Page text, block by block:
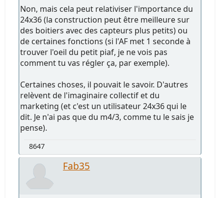
Non, mais cela peut relativiser l'importance du
24x36 (la construction peut être meilleure sur
des boitiers avec des capteurs plus petits) ou
de certaines fonctions (si l'AF met 1 seconde à
trouver l'oeil du petit piaf, je ne vois pas
comment tu vas régler ça, par exemple).
Certaines choses, il pouvait le savoir. D'autres
relèvent de l'imaginaire collectif et du
marketing (et c'est un utilisateur 24x36 qui le
dit. Je n'ai pas que du m4/3, comme tu le sais je
pense).
8647
Fab35